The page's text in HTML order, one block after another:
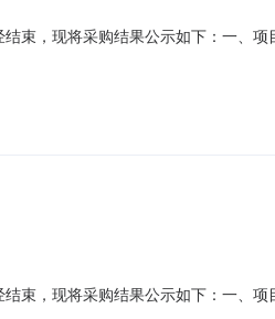
束，现将采购结果公示如下：一、
成交供应商名称、联系地址及成交金
束，现将采购结果公示如下：一、